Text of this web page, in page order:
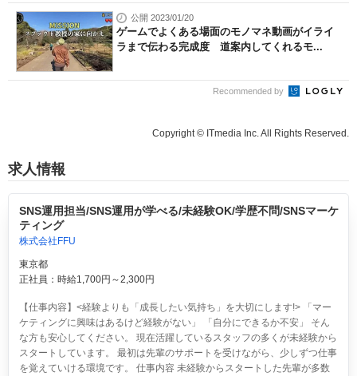
公開 2023/01/20
ゲームでよくある場面のモノマネ動画がイライ
ラまで伝わる完成度 道案内してくれるモ...
Recommended by
Copyright © ITmedia Inc. All Rights Reserved.
求人情報
SNS運用担当/SNS運用が学べる/未経験OK/学歴不問/SNSマーケ
ティング
株式会社FFU
東京都
正社員：時給1,700円～2,300円
【仕事内容】<経験よりも「成長したい気持ち」を大切にします!> 「マー
ケティングに興味はあるけど経験がない」 「自分にできるか不安」 そん
な方も安心してください。 現在活躍しているスタッフの多くが未経験から
スタートしています。 最初は先輩のサポートを受けながら、少しずつ仕事
を覚えていける環境です。 仕事内容 未経験からスタートした先輩が多数